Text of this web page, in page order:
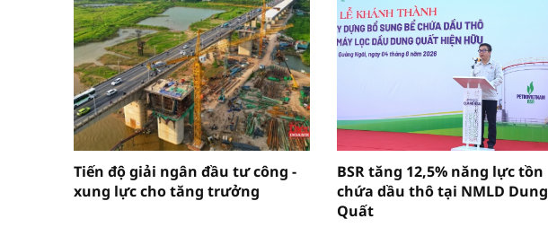
Tiến độ giải ngân đầu tư công -
xung lực cho tăng trưởng
BSR tăng 12,5% năng lực tồn
chứa dầu thô tại NMLD Dung
Quất